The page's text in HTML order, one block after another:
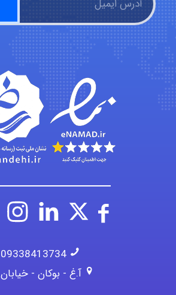
09338413734
آ.غ - بوکان - خیابان 55